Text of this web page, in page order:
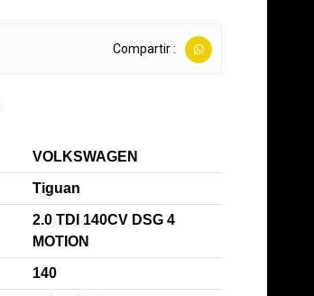
Compartir :
VOLKSWAGEN
Tiguan
2.0 TDI 140CV DSG 4
MOTION
140